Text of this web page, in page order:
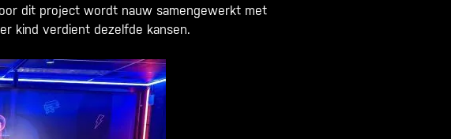
dit project wordt nauw samengewerkt met
kind verdient dezelfde kansen.